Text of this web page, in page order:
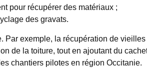
pour récupérer des matériaux ;
des gravats.
Par exemple, la récupération de
de la toiture, tout en ajoutant du
chantiers pilotes en région Occitanie.